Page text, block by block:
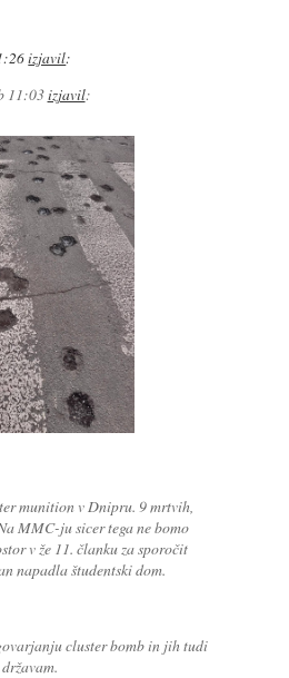
izjavil:
11:03izjavil:
munition v Dnipru. 9 mrtvih,
MMC-ju sicer tega ne bomo
v že 11. članku za sporočit
napadla študentski dom.
cluster bomb in jih tudi